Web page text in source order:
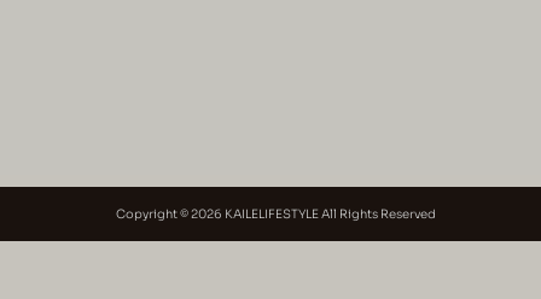
Copyright © 2026 KAILELIFESTYLE All Rights Reserved